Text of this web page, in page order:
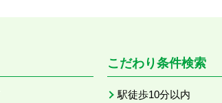
こだわり条件検索
駅徒歩10分以内